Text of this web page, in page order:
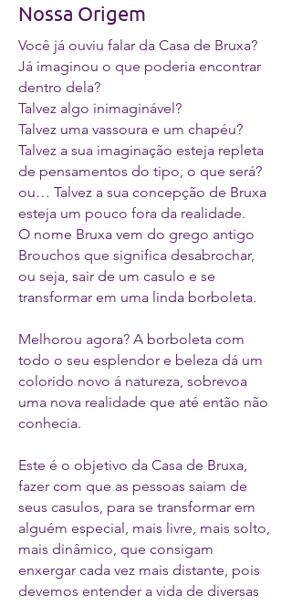
Nossa Origem
Você já ouviu falar da Casa de Bruxa?
Já imaginou o que poderia encontrar
dentro dela?
Talvez algo inimaginável?
Talvez uma vassoura e um chapéu?
Talvez a sua imaginação esteja repleta
de pensamentos do tipo, o que será?
ou… Talvez a sua concepção de Bruxa
esteja um pouco fora da realidade.
O nome Bruxa vem do grego antigo
Brouchos que significa desabrochar,
ou seja, sair de um casulo e se
transformar em uma linda borboleta.
Melhorou agora? A borboleta com
todo o seu esplendor e beleza dá um
colorido novo á natureza, sobrevoa
uma nova realidade que até então não
conhecia.
Este é o objetivo da Casa de Bruxa,
fazer com que as pessoas saiam de
seus casulos, para se transformar em
alguém especial, mais livre, mais solto,
mais dinâmico, que consigam
enxergar cada vez mais distante, pois
devemos entender a vida de diversas